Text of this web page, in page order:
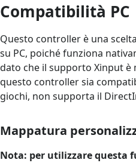
Compatibilità PC
Questo controller è una
su PC, poiché funziona
dato che il supporto Xinput è
questo controller sia
giochi, non supporta il
Mappatura
Nota: per utilizzare questa